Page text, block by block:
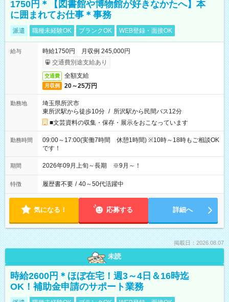
1750円＊【図書館や博物館が好きなかたへ】本
に囲まれてお仕事＊事務
派遣 職種未経験OK ブランクOK WEB登録・面接OK
給与
時給1750円 月収例 245,000円
交通費別途支給あり
交通費 全額支給
月収例 20～25万円
勤務地
埼玉県所沢市
東所沢駅から徒歩10分 / 所沢駅から民間バス12分
■文芸資料の収集・保存・展示をおこなっています
勤務時間
09:00～17:00(実働7時間 休憩1時間) ※10時～18時もご相談OK
です！
期間 2026年09月上旬～長期 ※9月～！
特徴 履歴書不要 / 40～50代活躍中
気になる！ 応募する 詳細へ
掲載日：2026.08.07
未読
時給2600円＊ほぼ在宅！週3～4日＆16時迄
OK！補助金申請のサポート業務